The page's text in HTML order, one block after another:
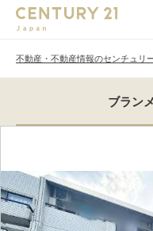
不動産・不動産情報のセンチュリ
ブラン